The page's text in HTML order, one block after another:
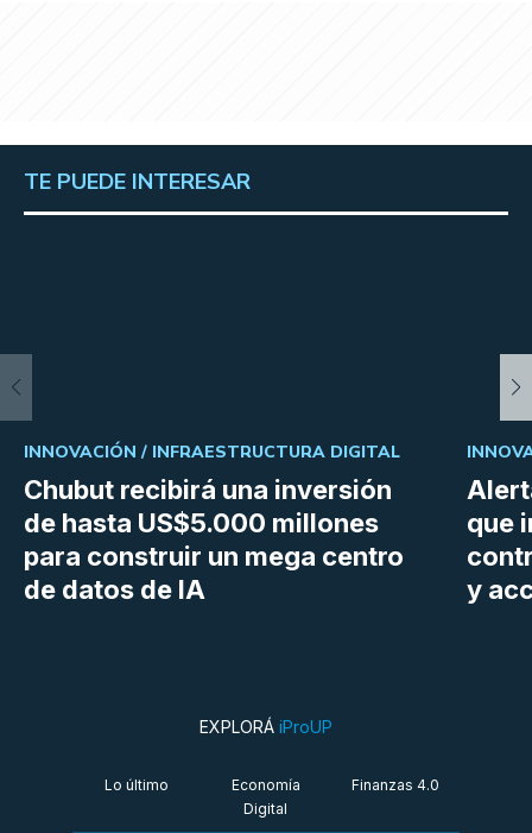
TE PUEDE INTERESAR
Chubut recibirá una inversión
de hasta US$5.000 millones
para construir un mega centro
de datos de IA
INNOVACIÓN / INFRAESTRUCTURA DIGITAL
que
y
EXPLORÁ iProUP
Lo último
Economía
Digital
Finanzas 4.0